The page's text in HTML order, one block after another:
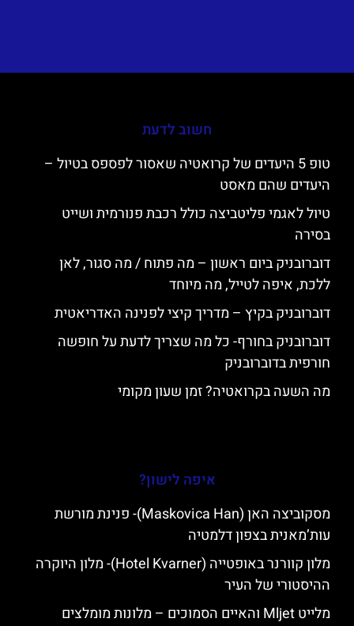
חשוב לדעת
טופ 5 היעדים של קרואטיה שאסור לפספס בטיול –
היעדים שהם מאסט
טיול לאגמי פליטביצה כולל רכבת פנורמית ושייט
בסירה
דוברובניק ביום ראשון – מה פתוח / מה סגור, לאן
ללכת, איפה לטייל, מה מיוחד
דוברובניק בקיץ – מדריך קיצי לפנינה האדריאטית
דוברובניק בחורף- כל מה שצריך לדעת על חופשה
חורפית בדוברובניק
מה השעה בקרואטיה? זמן שעון מקומי
איפה לישון?
מסקוביצה האן (Maskovica Han)- פנינת מורשת
עות’מאנית בצפון דלמטיה
מלון קוורנר באופטייה (Hotel Kvarner)- מלון היוקרה
ההיסטורי של העיר
מלייט Mljet והאיים הסמוכים – מלונות מומלצים